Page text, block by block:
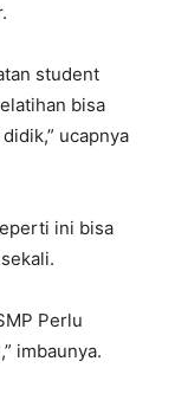
student
bisa
ucapnya
ini bisa
Perlu
imbaunya.